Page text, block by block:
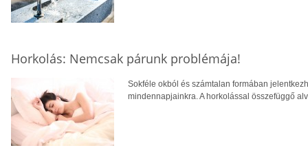
Horkolás: Nemcsak párunk problémája!
Sokféle okból és számtalan formában
mindennapjainkra. A horkolással összefüggő